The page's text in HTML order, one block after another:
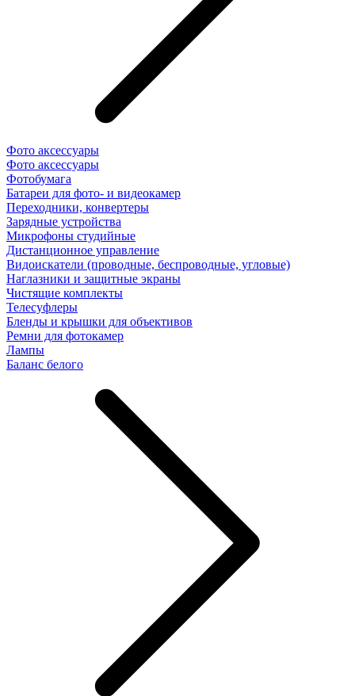
Фото аксессуары
Фото аксессуары
Фотобумага
Батареи для фото- и видеокамер
Переходники, конвертеры
Зарядные устройства
Микрофоны студийные
Дистанционное управление
Видоискатели (проводные, беспроводные, угловые)
Наглазники и защитные экраны
Чистящие комплекты
Телесуфлеры
Бленды и крышки для объективов
Ремни для фотокамер
Лампы
Баланс белого